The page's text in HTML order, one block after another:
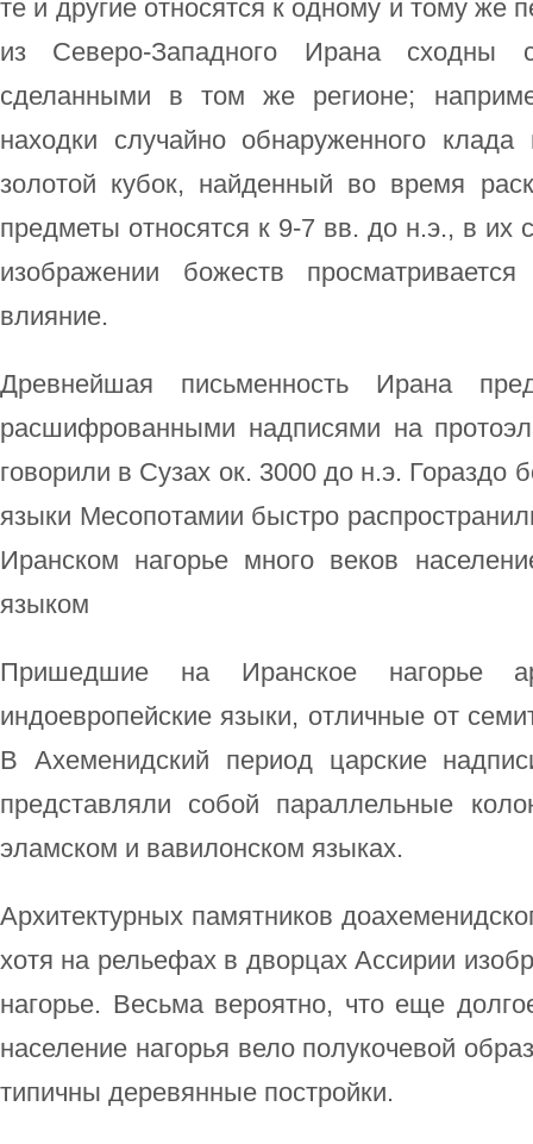
те и другие относятся к одному и тому же
из Северо-Западного Ирана сходны
сделанными в том же регионе;
находки случайно обнаруженного
золотой кубок, найденный во время
предметы относятся к 9-7 вв. до н.э., в их
изображении божеств
влияние.
Древнейшая письменность Ирана
расшифрованными надписями на
говорили в Сузах ок. 3000 до н.э. Гораздо
языки Месопотамии быстро
Иранском нагорье много веков
языком
Пришедшие на Иранское нагорье
индоевропейские языки, отличные от
В Ахеменидский период царские
представляли собой параллельные
эламском и вавилонском языках.
Архитектурных памятников
хотя на рельефах в дворцах Ассирии
нагорье. Весьма вероятно, что еще
население нагорья вело полукочевой
типичны деревянные постройки.